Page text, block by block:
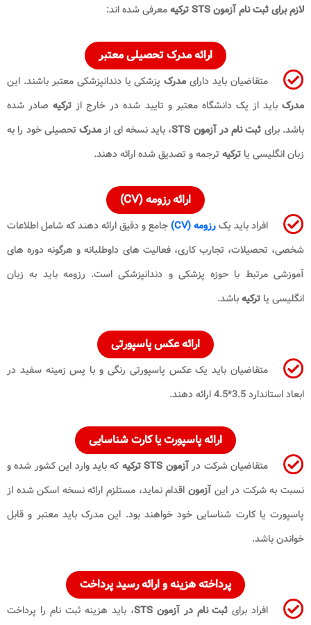
لازم برای ثبت نام آزمون STS ترکیه معرفی شده اند:
ارائه مدرک تحصیلی معتبر
متقاضیان باید دارای مدرکپزشکی یا دندانپزشکی معتبر باشند. این
مدرکباید از یک دانشگاه معتبر و تایید شده در خارج از ترکیهصادر شده
باشد. برای ثبت نام در آزمون STS ، باید نسخه ای ازمدرکتحصیلی خود را به
زبان انگلیسی یا ترکیه ترجمه و تصدیق شده ارائه دهند.
ارائه رزومه (CV)
افراد باید یکرزومه (CV)
جامع و دقیق ارائه دهند که شامل اطلاعات
شخصی، تحصیلات، تجارب کاری، فعالیت های داوطلبانه و هرگونه دوره های
آموزشی مرتبط با حوزه پزشکی و دندانپزشکی است. رزومه باید به زبان
انگلیسی یا ترکیهباشد.
ارائه عکس پاسپورتی
متقاضیان باید یک عکس پاسپورتی رنگی و با پس زمینه سفید در
ابعاد استاندارد 3.5*4.5 ارائه دهند.
ارائه پاسپورت یا کارت شناسایی
متقاضیان شرکت درآزمون STS ترکیه
که باید وارد این کشور شده و
نسبت به شرکت در اینآزمون اقدام نماید، مستلزم ارائه نسخه اسکن شده از
پاسپورت یا کارت شناسایی خود خواهند بود. این مدرک باید معتبر و قابل
خواندن باشد.
پرداخته هزینه و ارائه رسید پرداخت
افراد برای ثبت نام در آزمون STS
، باید هزینه ثبت نام را پرداخت